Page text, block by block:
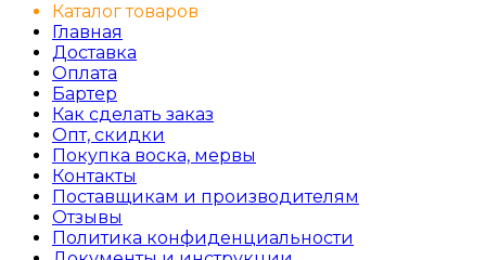
Каталог товаров
Главная
Доставка
Оплата
Бартер
Как сделать заказ
Опт, скидки
Покупка воска, мервы
Контакты
Поставщикам и производителям
Отзывы
Политика конфиденциальности